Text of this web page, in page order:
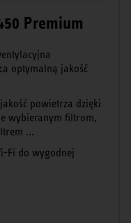
Premium
optymalną jakość
powietrza dzięki
wybieranym filtrom,
...
Fi do wygodnej